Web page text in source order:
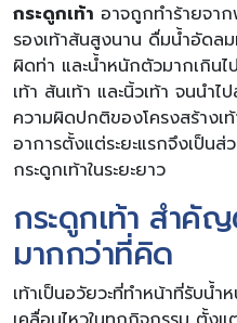
กระดูกเท้า อาจถูกทำร้ายจา
รองเท้าส้นสูงนาน ดื่มน้ำอัดล
ผิดท่า และน้ำหนักตัวมากเกิน
เท้า ส้นเท้า และนิ้วเท้า จนนำ
ความผิดปกติของโครงสร้างเ
อาการตั้งแต่ระยะแรกจึงเป็น
กระดูกเท้าในระยะยาว
กระดูกเท้า สำคั
มากกว่าที่คิด
เท้าเป็นอวัยวะที่ทำหน้าที่รับน้